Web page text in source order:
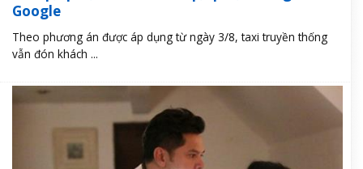
Google
Theo phương án được áp dụng từ ngày 3/8, taxi truyền thống
vẫn đón khách ...